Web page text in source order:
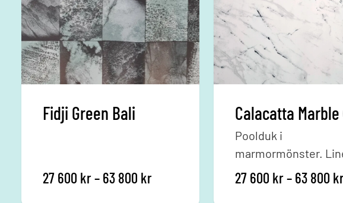
Fidji Green Bali
27 600 kr– 63 800 krPrisintervall: 27 600 kr till 63 800 kr
Poolduk i
marmormönster.
pool.
27 600 kr– 63 800